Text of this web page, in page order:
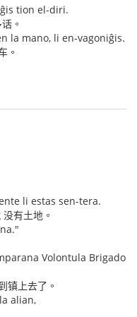
tion el-diri.
。
la mano, li en-vagoniĝis.
。
li estas sen-tera.
有土地。
Volontula Brigado
镇上去了。
alian,